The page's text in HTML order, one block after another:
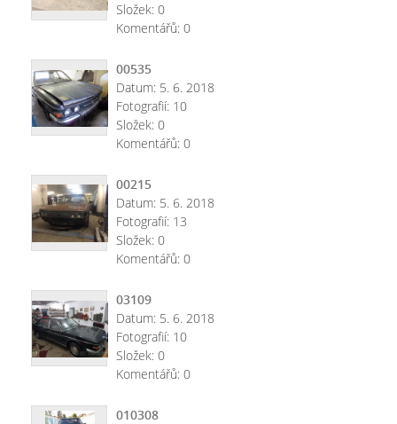
Složek: 0
Komentářů: 0
00535
Datum: 5. 6. 2018
Fotografií: 10
Složek: 0
Komentářů: 0
00215
Datum: 5. 6. 2018
Fotografií: 13
Složek: 0
Komentářů: 0
03109
Datum: 5. 6. 2018
Fotografií: 10
Složek: 0
Komentářů: 0
010308